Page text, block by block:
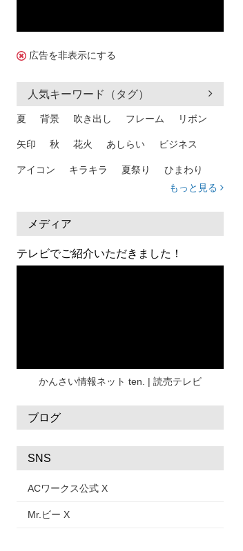
広告を非表示にする
人気キーワード（タグ）
夏 背景 吹き出し フレーム リボン
矢印 秋 花火 あしらい ビジネス
アイコン キラキラ 夏祭り ひまわり
熱中症
人物 暑中見舞い
日本地図 海
もっと見る
メディア
テレビでご紹介いただきました！
かんさい情報ネット ten. | 読売テレビ
ブログ
SNS
ACワークス公式 X
Mr.ビー X